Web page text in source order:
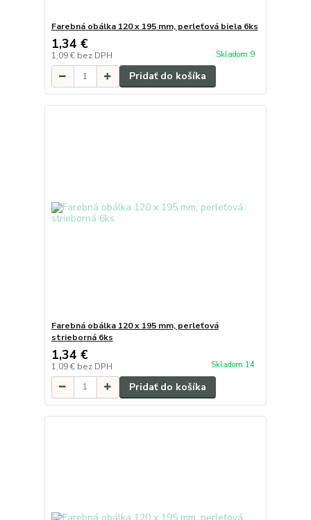
Farebná obálka 120 x 195 mm, perleťová biela 6ks
1,34 €
1,09 € bez DPH Skladom 9
Pridať do košíka
Farebná obálka 120 x 195 mm, perleťová
strieborná 6ks
1,34 €
1,09 € bez DPH Skladom 14
Pridať do košíka